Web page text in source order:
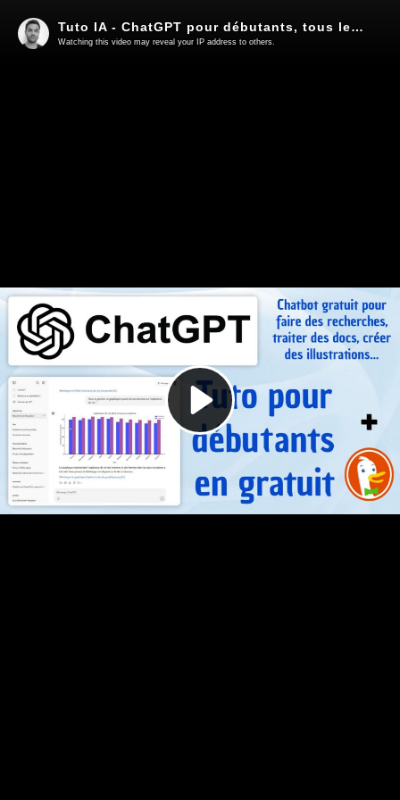
Play
Video
Tuto IA - ChatGPT pour débutants, tous les usages en gratuit (+ alternative : DuckDuckGO AI Chat)
Watching this video may reveal your IP address to others.